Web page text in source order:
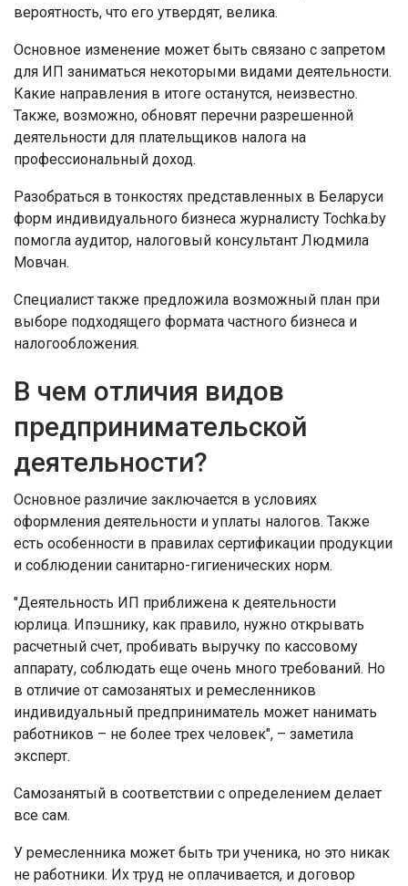
вероятность, что его утвердят, велика.
Основное изменение может быть связано с запретом
для ИП заниматься некоторыми видами деятельности.
Какие направления в итоге останутся, неизвестно.
Также, возможно, обновят перечни разрешенной
деятельности для плательщиков налога на
профессиональный доход.
Разобраться в тонкостях представленных в Беларуси
форм индивидуального бизнеса журналисту Tochka.by
помогла аудитор, налоговый консультант Людмила
Мовчан.
Специалист также предложила возможный план при
выборе подходящего формата частного бизнеса и
налогообложения.
В чем отличия видов
предпринимательской
деятельности?
Основное различие заключается в условиях
оформления деятельности и уплаты налогов. Также
есть особенности в правилах сертификации продукции
и соблюдении санитарно-гигиенических норм.
"Деятельность ИП приближена к деятельности
юрлица. Ипэшнику, как правило, нужно открывать
расчетный счет, пробивать выручку по кассовому
аппарату, соблюдать еще очень много требований. Но
в отличие от самозанятых и ремесленников
индивидуальный предприниматель может нанимать
работников – не более трех человек", – заметила
эксперт.
Самозанятый в соответствии с определением делает
все сам.
У ремесленника может быть три ученика, но это никак
не работники. Их труд не оплачивается, и договор